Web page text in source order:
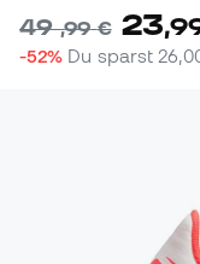
49,99 € 23,
-52% Du sparst